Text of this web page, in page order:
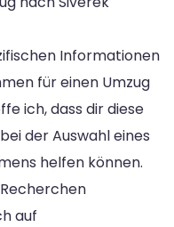
Informationen
für einen Umzug
ich, dass dir diese
der Auswahl eines
helfen können.
auf